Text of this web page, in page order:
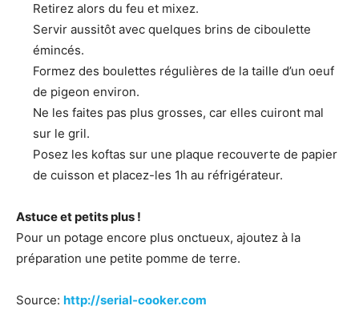
Retirez alors du feu et mixez.
Servir aussitôt avec quelques brins de ciboulette
émincés.
Formez des boulettes régulières de la taille d’un oeuf
de pigeon environ.
Ne les faites pas plus grosses, car elles cuiront mal
sur le gril.
Posez les koftas sur une plaque recouverte de papier
de cuisson et placez-les 1h au réfrigérateur.
Astuce et petits plus !
Pour un potage encore plus onctueux, ajoutez à la
préparation une petite pomme de terre.
Source: http://serial-cooker.com